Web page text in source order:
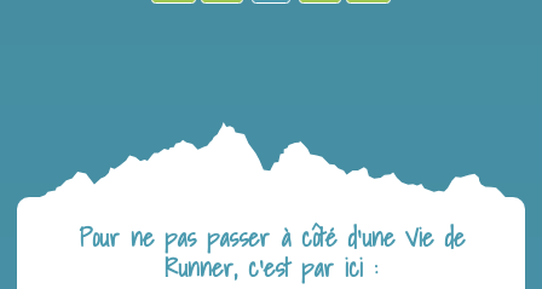
Pour ne pas passer à côté d’une Vie de
Runner, c’est par ici :